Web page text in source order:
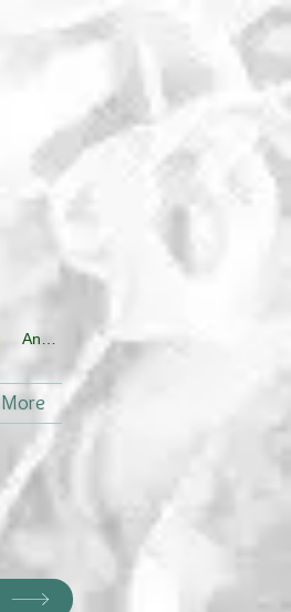
Anmelden
More